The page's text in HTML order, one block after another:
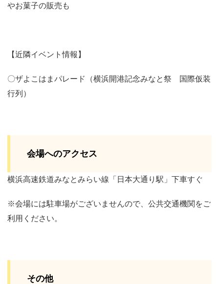
やお菓子の販売も
【近隣イベント情報】
〇ザよこはまパレード（横浜開港記念みなと祭 国際仮装
行列）
会場へのアクセス
横浜高速鉄道みなとみらい線「日本大通り駅」下車すぐ
※会場には駐車場がございませんので、公共交通機関をご
利用ください。
その他